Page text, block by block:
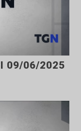
09/06/2025